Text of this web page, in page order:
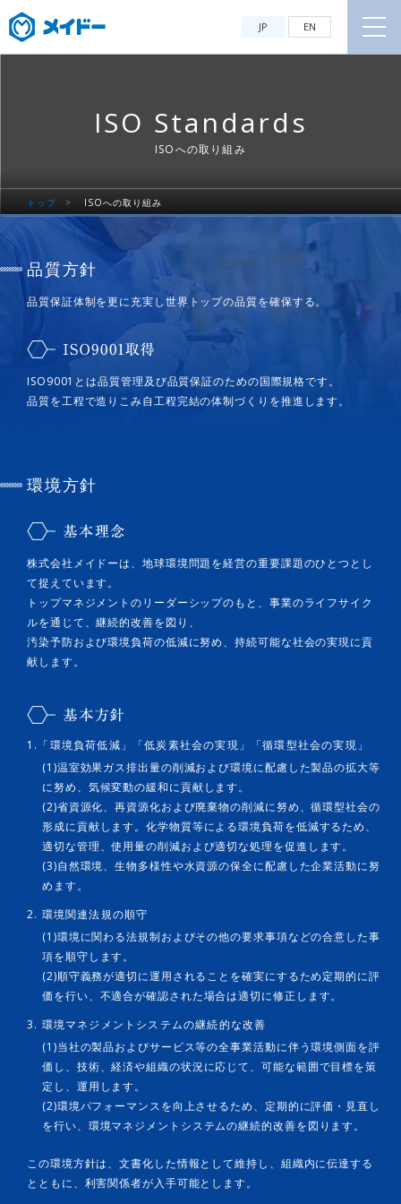
JP EN
ISO Standards
ISOへの取り組み
トップ > ISOへの取り組み
品質方針
品質保証体制を更に充実し世界トップの品質を確保する。
ISO9001とは品質管理及び品質保証のための国際規格です。
品質を工程で造りこみ自工程完結の体制づくりを推進します。
環境方針
株式会社メイドーは、地球環境問題を経営の重要課題のひとつとし
て捉えています。
トップマネジメントのリーダーシップのもと、事業のライフサイク
ルを通じて、継続的改善を図り、
汚染予防および環境負荷の低減に努め、持続可能な社会の実現に貢
献します。
1.「環境負荷低減」「低炭素社会の実現」「循環型社会の実現」
(1)温室効果ガス排出量の削減および環境に配慮した製品の拡大等
に努め、気候変動の緩和に貢献します。
(2)省資源化、再資源化および廃棄物の削減に努め、循環型社会の
形成に貢献します。化学物質等による環境負荷を低減するため、
適切な管理、使用量の削減および適切な処理を促進します。
(3)自然環境、生物多様性や水資源の保全に配慮した企業活動に努
めます。
2. 環境関連法規の順守
(1)環境に関わる法規制およびその他の要求事項などの合意した事
項を順守します。
(2)順守義務が適切に運用されることを確実にするため定期的に評
価を行い、不適合が確認された場合は適切に修正します。
3. 環境マネジメントシステムの継続的な改善
(1)当社の製品およびサービス等の全事業活動に伴う環境側面を評
価し、技術、経済や組織の状況に応じて、可能な範囲で目標を策
定し、運用します。
(2)環境パフォーマンスを向上させるため、定期的に評価・見直し
を行い、環境マネジメントシステムの継続的改善を図ります。
この環境方針は、文書化した情報として維持し、組織内に伝達する
とともに、利害関係者が入手可能とします。